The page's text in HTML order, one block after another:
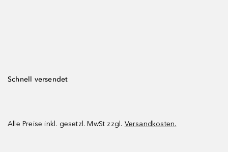
Schnell versendet
Alle Preise inkl. gesetzl. MwSt zzgl. Versandkosten.